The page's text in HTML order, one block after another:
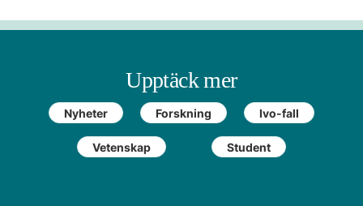
Upptäck mer
Nyheter Forskning Ivo-fall
Vetenskap Student